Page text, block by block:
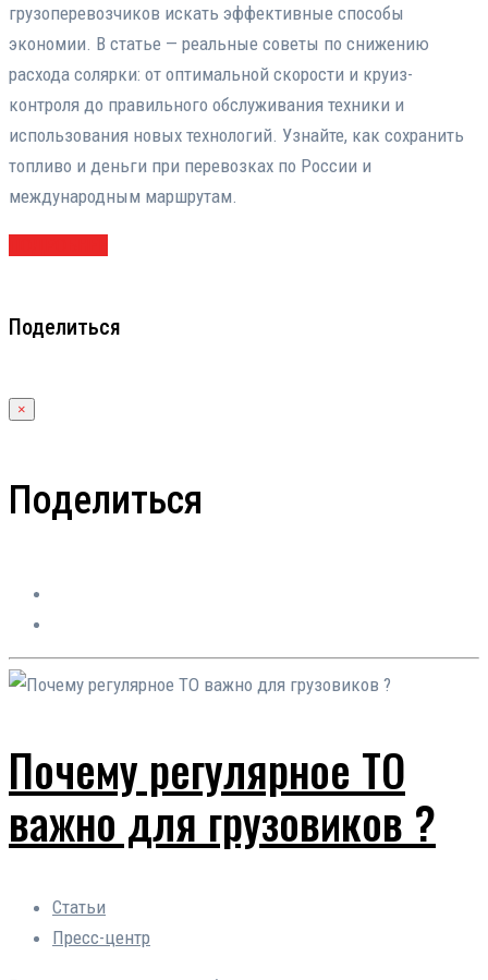
грузоперевозчиков искать эффективные способы
экономии. В статье — реальные советы по снижению
расхода солярки: от оптимальной скорости и круиз-
контроля до правильного обслуживания техники и
использования новых технологий. Узнайте, как сохранить
топливо и деньги при перевозках по России и
международным маршрутам.
Поделиться
×
Поделиться
Почему регулярное ТО
важно для грузовиков ?
Статьи
Пресс-центр